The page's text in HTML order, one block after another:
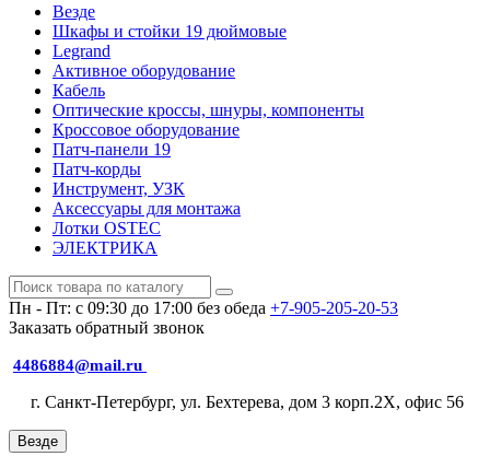
Везде
Шкафы и стойки 19 дюймовые
Legrand
Активное оборудование
Кабель
Оптические кроссы, шнуры, компоненты
Кроссовое оборудование
Патч-панели 19
Патч-корды
Инструмент, УЗК
Аксессуары для монтажа
Лотки OSTEC
ЭЛЕКТРИКА
Пн - Пт: с 09:30 до 17:00 без обеда +7-905-205-20-53
Заказать обратный звонок
4486884@mail.ru
г. Санкт-Петербург, ул. Бехтерева, дом 3 корп.2X, офис 56
Везде